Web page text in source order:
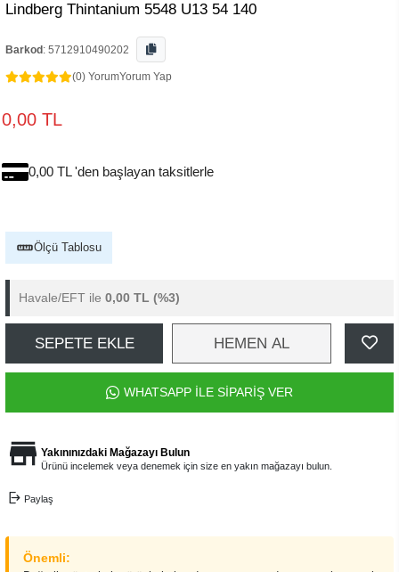
Lindberg Thintanium 5548 U13 54 140
Barkod : 5712910490202
(0) YorumYorum Yap
0,00 TL
0,00 TL 'den başlayan taksitlerle
Ölçü Tablosu
Havale/EFT ile 0,00 TL (%3)
SEPETE EKLE HEMEN AL
WHATSAPP İLE SİPARİŞ VER
Yakınınızdaki Mağazayı Bulun
Ürünü incelemek veya denemek için size en yakın mağazayı bulun.
Paylaş
Önemli: